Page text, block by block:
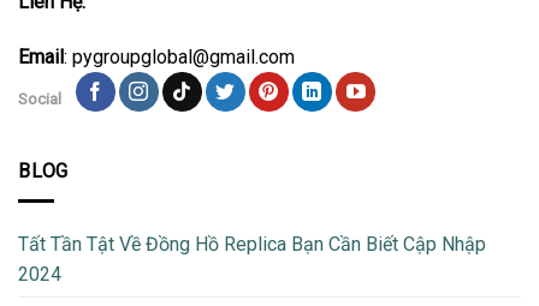
Email: pygroupglobal@gmail.com
Social
BLOG
Tất Tần Tật Về Đồng Hồ Replica Bạn Cần Biết Cập Nhập
2024